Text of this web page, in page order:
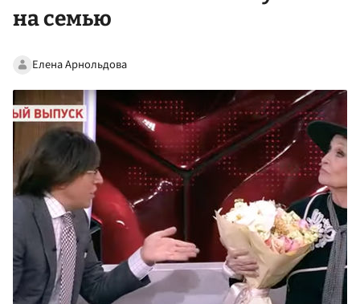
на семью
Елена Арнольдова